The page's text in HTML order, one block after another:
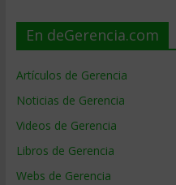
En deGerencia.com
Artículos de Gerencia
Noticias de Gerencia
Videos de Gerencia
Libros de Gerencia
Webs de Gerencia